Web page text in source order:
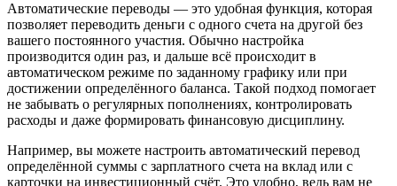
Автоматические переводы — это удобная функция, которая
позволяет переводить деньги с одного счета на другой без
вашего постоянного участия. Обычно настройка
производится один раз, и дальше всё происходит в
автоматическом режиме по заданному графику или при
достижении определённого баланса. Такой подход помогает
не забывать о регулярных пополнениях, контролировать
расходы и даже формировать финансовую дисциплину.
Например, вы можете настроить автоматический перевод
определённой суммы с зарплатного счета на вклад или с
карточки на инвестиционный счёт. Это удобно, ведь вам не